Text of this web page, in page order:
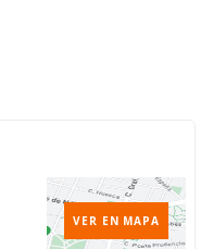
VER EN MAPA